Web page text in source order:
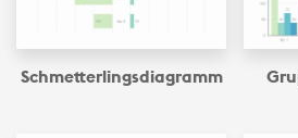
Schmetterlings­diagramm